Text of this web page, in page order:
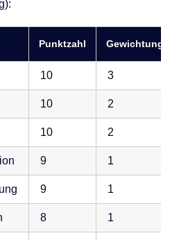
Punktzahl Gewichtung
10 3
10 2
10 2
9 1
9 1
8 1